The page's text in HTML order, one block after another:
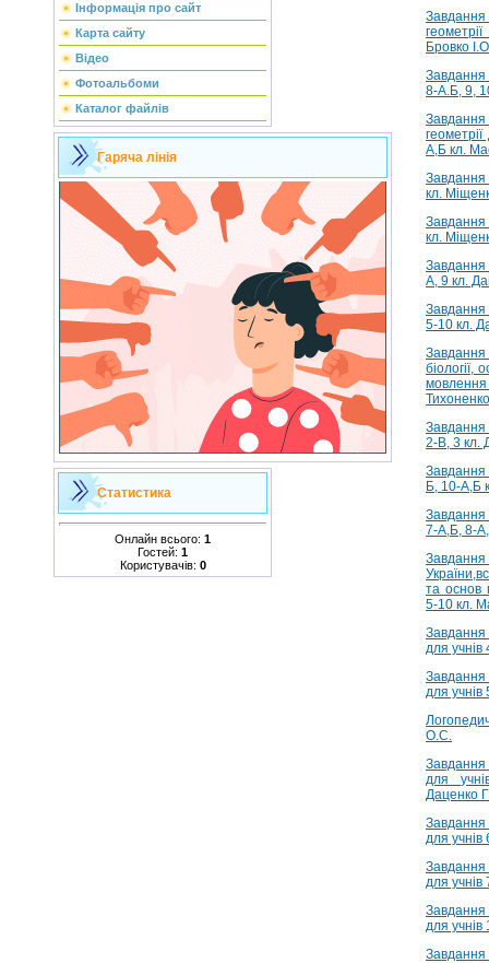
Інформація про сайт
Карта сайту
Відео
Фотоальбоми
Каталог файлів
Гаряча лінія
Статистика
Онлайн всього: 1
Гостей: 1
Користувачів: 0
Бровко
Завдання
8-А.Б, 9,
А,Б кл.
Завдання
кл.
Завдання
кл.
Завдання
А, 9 кл.
Завдання
5-10 кл.
біології,
Завдання
2-В, 3 кл.
Б, 10-А,Б
Завдання
7-А,Б, 8-
та основ
5-10 кл.
для
для
О.С.
для
Даценко
для учнів
для
для